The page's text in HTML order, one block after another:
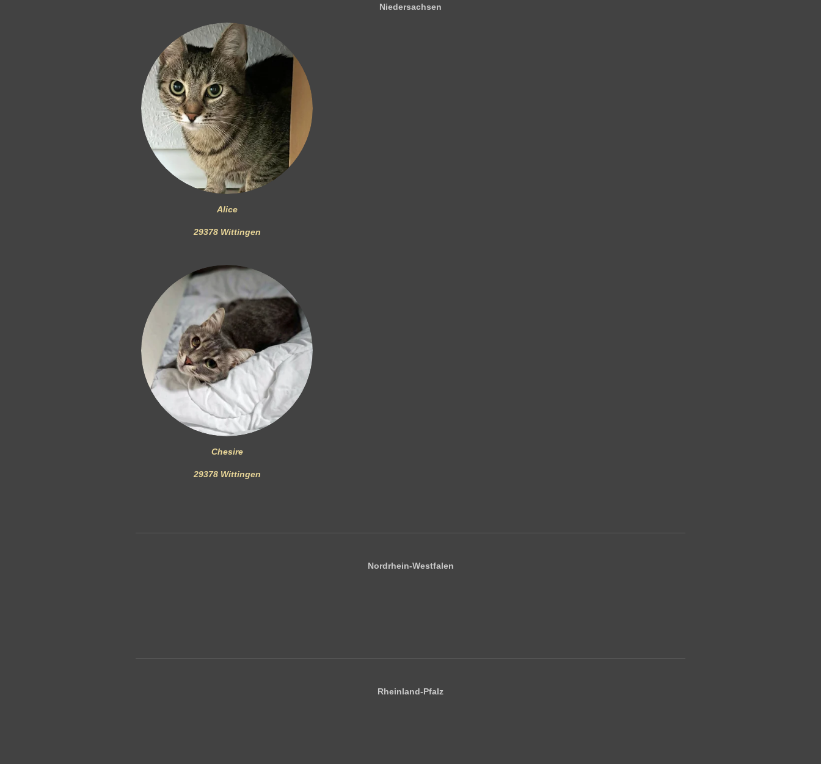
Niedersachsen
Alice
29378 Wittingen
Chesire
29378 Wittingen
Nordrhein-Westfalen
Rheinland-Pfalz